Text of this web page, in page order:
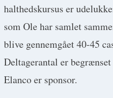
halthedskursus er
som Ole har samlet
blive gennemgået 40-45
Deltagerantal er begrænset
Elanco er sponsor.